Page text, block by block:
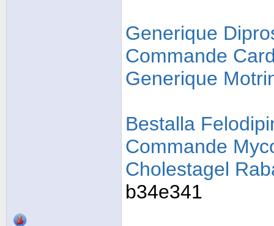
Generique
Commande
Generique
Bestalla
Commande
Cholestagel
b34e341